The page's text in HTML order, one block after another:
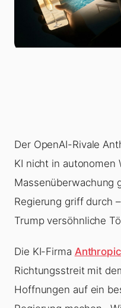
Der OpenAI-Rivale
KI nicht in autonomen
Massenüberwachung
Regierung griff durch
Trump versöhnliche
Die KI-Firma Anthropic
Richtungsstreit mit
Hoffnungen auf ein